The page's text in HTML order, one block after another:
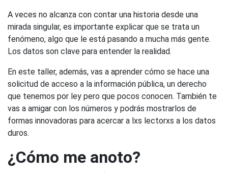
A veces no alcanza con contar una historia desde una
mirada singular, es importante explicar que se trata un
fenómeno, algo que le está pasando a mucha más gente.
Los datos son clave para entender la realidad.
En este taller, además, vas a aprender cómo se hace una
solicitud de acceso a la información pública, un derecho
que tenemos por ley pero que pocos conocen. También te
vas a amigar con los números y podrás mostrarlos de
formas innovadoras para acercar a lxs lectorxs a los datos
duros.
¿Cómo me anoto?